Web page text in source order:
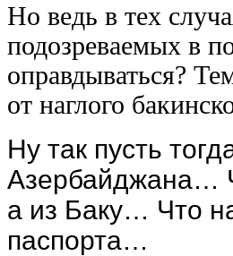
Но ведь в тех
подозреваемых в
оправдываться?
от наглого
Ну так пусть
Азербайджана…
а из Баку… Что
паспорта…